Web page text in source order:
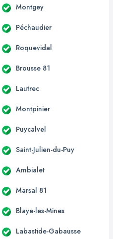
Montgey
Péchaudier
Roquevidal
Brousse 81
Lautrec
Montpinier
Puycalvel
Saint-Julien-du-Puy
Ambialet
Marsal 81
Blaye-les-Mines
Labastide-Gabausse